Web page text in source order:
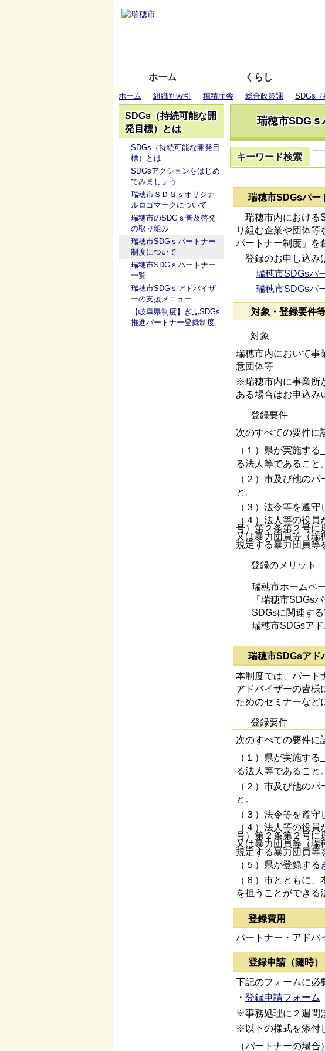
ホーム くらし
ホーム 組織別索引 穂積庁舎 総合政策課 SDGs（
SDGs（持続可能な開
発目標）とは
SDGs（持続可能な開発目
標）とは
SDGsアクションをはじめ
てみましょう
瑞穂市ＳＤＧｓオリジナ
ルロゴマークについて
瑞穂市のSDGｓ普及啓発
の取り組み
瑞穂市SDGｓパートナー
制度について
瑞穂市SDGｓパートナー
一覧
瑞穂市SDGｓアドバイザ
ーの支援メニュー
【岐阜県制度】ぎふSDGs
推進パートナー登録制度
瑞穂市SDG
キーワード検索
瑞穂市SDGsパ
瑞穂市内における
り組む企業や団体
パートナー制度」を
登録のお申し込み
瑞穂市SDGsパ
瑞穂市SDGsパ
対象・登録要件
対象
瑞穂市内において事
意団体等
※瑞穂市内に事業所
ある場合はお申込み
登録要件
次のすべての要件に
（１）県が実施する
る法人等であること。
（２）市及び他の
と。
（３）法令等を遵
（４）法人等の役
号）第２条第２号に
又は暴力団員等（瑞
規定する暴力団員等
登録のメリット
瑞穂市ホームペ
「瑞穂市SDGs
SDGsに関連す
瑞穂市SDGsア
瑞穂市SDGsアド
本制度では、パート
アドバイザーの皆様
ためのセミナーなど
登録要件
次のすべての要件に
（１）県が実施する
る法人等であること。
（２）市及び他の
と。
（３）法令等を遵
（４）法人等の役
号）第２条第２号に
又は暴力団員等（瑞
規定する暴力団員等
（５）県が登録する
（６）市とともに
を担うことができる
登録費用
パートナー・アドバ
登録申請（随時）
下記のフォームに必
・ 登録申請フォーム
※事務処理に２週間
※以下の様式を添付
（パートナーの場合）